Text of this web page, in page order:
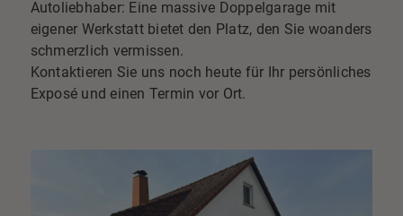
Autoliebhaber: Eine massive Doppelgarage mit
eigener Werkstatt bietet den Platz, den Sie woanders
schmerzlich vermissen.
Kontaktieren Sie uns noch heute für Ihr persönliches
Exposé und einen Termin vor Ort.